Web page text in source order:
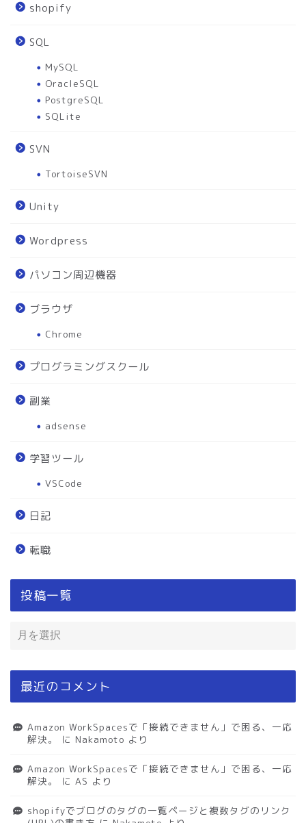
shopify
SQL
MySQL
OracleSQL
PostgreSQL
SQLite
SVN
TortoiseSVN
Unity
Wordpress
パソコン周辺機器
ブラウザ
Chrome
プログラミングスクール
副業
adsense
学習ツール
VSCode
日記
転職
投稿一覧
最近のコメント
Amazon WorkSpacesで「接続できません」で困る、一応
解決。
に Nakamoto より
Amazon WorkSpacesで「接続できません」で困る、一応
解決。
に AS より
shopifyでブログのタグの一覧ページと複数タグのリンク